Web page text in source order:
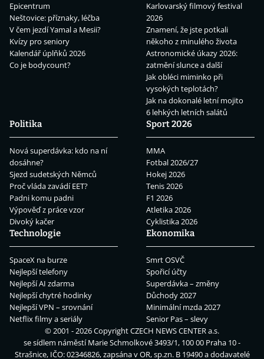
Epicentrum
Neštovice: příznaky, léčba
V čem jezdí Yamal a Mesii?
Kvízy pro seniory
Kalendář úplňků 2026
Co je bodycount?
Karlovarský filmový festival
2026
Znamení, že jste potkali
někoho z minulého života
Astronomické úkazy 2026:
zatmění slunce a další
Jak obléci miminko při
vysokých teplotách?
Jak na dokonalé letní mojito
6 lehkých letních salátů
Politika
Nová superdávka: kdo na ní
dosáhne?
Sjezd sudetských Němců
Proč vláda zavádí EET?
Padni komu padni
Výpověď z práce vzor
Divoký kačer
Sport 2026
MMA
Fotbal 2026/27
Hokej 2026
Tenis 2026
F1 2026
Atletika 2026
Cyklistika 2026
Technologie
SpaceX na burze
Nejlepší telefony
Nejlepší AI zdarma
Nejlepší chytré hodinky
Nejlepší VPN – srovnání
Netflix filmy a seriály
Ekonomika
Smrt OSVČ
Spořicí účty
Superdávka – změny
Důchody 2027
Minimální mzda 2027
Senior Pas – slevy
© 2001 - 2026 CopyrightCZECH NEWS CENTER a.s.
se sídlem náměstí Marie Schmolkové 3493/1, 100 00 Praha 10 -
Strašnice, IČO: 02346826, zapsána v OR, sp.zn. B 19490 a dodavatelé